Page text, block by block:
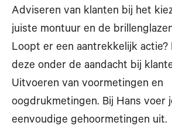
Adviseren van klanten bij het
juiste montuur en de
Loopt er een aantrekkelijk actie?
deze onder de aandacht bij
Uitvoeren van voormetingen en
oogdrukmetingen. Bij Hans voer
eenvoudige gehoormetingen uit.